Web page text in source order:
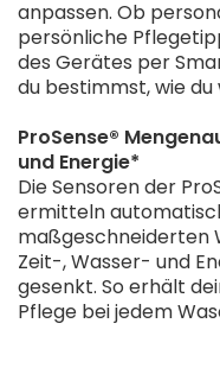
anpassen. Ob
persönliche
des Gerätes per
du bestimmst, wie du
ProSense®
und Energie*
Die Sensoren der
ermitteln
maßgeschneiderten
Zeit-, Wasser- und
gesenkt. So erhält
Pflege bei jedem